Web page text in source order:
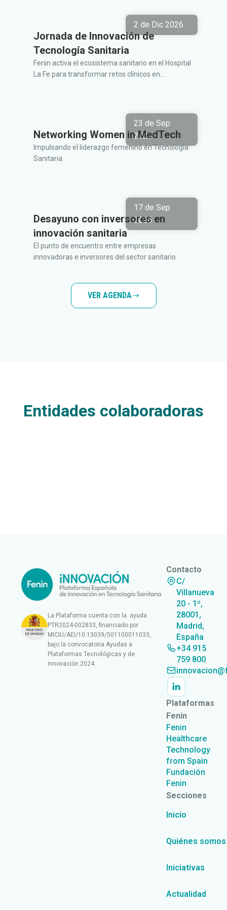
2 de Dic 2026
Jornada de Innovación de
Tecnología Sanitaria
Fenin activa el ecosistema sanitario en el Hospital
La Fe para transformar retos clínicos en
23 de Sep
2026
Networking Women in MedTech
Impulsando el liderazgo femenino en Tecnología
Sanitaria
17 de Sep
2026
Desayuno con inversores en
innovación sanitaria
El punto de encuentro entre empresas
innovadoras e inversores del sector sanitario
VER AGENDA
Entidades colaboradoras
La Plataforma cuenta con la ayuda
PTR2024-002833, financiado por
MICIU/AEI/10.13039/501100011033,
bajo la convocatoria Ayudas a
Plataformas Tecnológicas y de
Innovación 2024.
Contacto
C/
Villanueva
20 - 1º,
28001,
Madrid,
España
+34 915
759 800
Plataformas
Fenin
Fenin
Healthcare
Technology
from Spain
Fundación
Fenin
Secciones
Inicio
Quiénes somos
Iniciativas
Actualidad